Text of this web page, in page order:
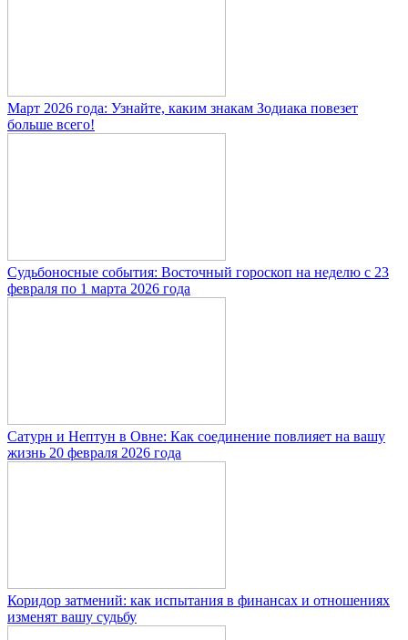
Март 2026 года: Узнайте, каким знакам Зодиака повезет
больше всего!
Судьбоносные события: Восточный гороскоп на неделю с 23
февраля по 1 марта 2026 года
Сатурн и Нептун в Овне: Как соединение повлияет на вашу
жизнь 20 февраля 2026 года
Коридор затмений: как испытания в финансах и отношениях
изменят вашу судьбу